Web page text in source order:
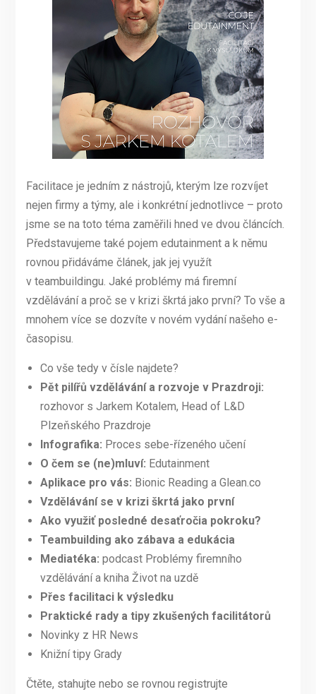
Facilitace je jedním z nástrojů, kterým lze rozvíjet
nejen firmy a týmy, ale i konkrétní jednotlivce – proto
jsme se na toto téma zaměřili hned ve dvou článcích.
Představujeme také pojem edutainment a k němu
rovnou přidáváme článek, jak jej využít
v teambuildingu. Jaké problémy má firemní
vzdělávání a proč se v krizi škrtá jako první? To vše a
mnohem více se dozvíte v novém vydání našeho e-
časopisu.
Co vše tedy v čísle najdete?
Pět pilířů vzdělávání a rozvoje v Prazdroji:
rozhovor s Jarkem Kotalem, Head of L&D
Plzeňského Prazdroje
Infografika: Proces sebe-řízeného učení
O čem se (ne)mluví: Edutainment
Aplikace pro vás: Bionic Reading a Glean.co
Vzdělávání se v krizi škrtá jako první
Ako využiť posledné desaťročia pokroku?
Teambuilding ako zábava a edukácia
Mediatéka: podcast Problémy firemního
vzdělávání a kniha Život na uzdě
Přes facilitaci k výsledku
Praktické rady a tipy zkušených facilitátorů
Novinky z HR News
Knižní tipy Grady
Čtěte, stahujte nebo se rovnou registrujte